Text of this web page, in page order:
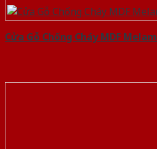
Cửa Gỗ Chống Cháy MDF